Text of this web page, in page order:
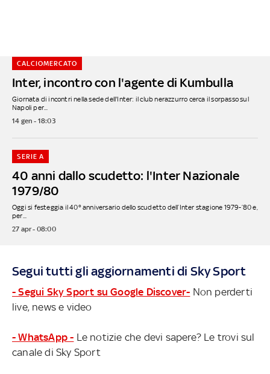
Inter, incontro con l'agente di Kumbulla
CALCIOMERCATO
Giornata di incontri nella sede dell'Inter: il club nerazzurro cerca il sorpasso sul
Napoli per...
14 gen - 18:03
40 anni dallo scudetto: l'Inter Nazionale
1979/80
SERIE A
Oggi si festeggia il 40° anniversario dello scudetto dell’Inter stagione 1979-’80 e,
per...
27 apr - 08:00
Segui tutti gli aggiornamenti di Sky Sport
- Segui Sky Sport su Google Discover- Non perderti
live, news e video
- WhatsApp - Le notizie che devi sapere? Le trovi sul
canale di Sky Sport